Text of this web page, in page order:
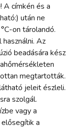
címkén és a
után ne
on tárolandó.
Az
beadására kész
megtartották.
jeleit észleli.
szolgál.
vagy a
a